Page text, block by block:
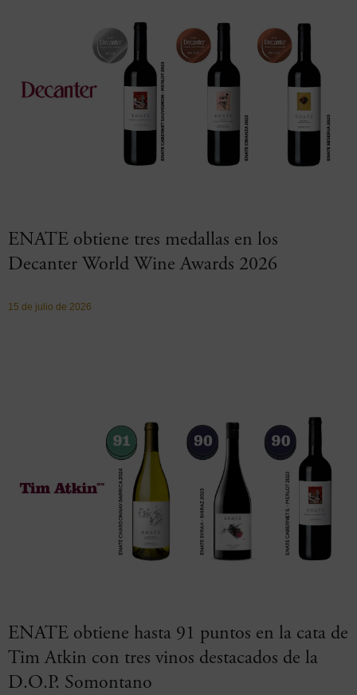
ENATE obtiene tres medallas en los
Decanter World Wine Awards 2026
15 de julio de 2026
ENATE obtiene hasta 91 puntos en la cata de
Tim Atkin con tres vinos destacados de la
D.O.P. Somontano